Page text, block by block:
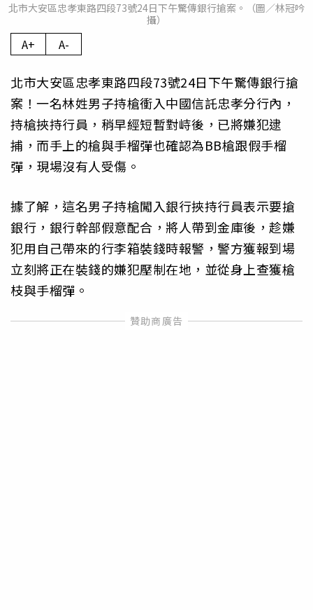
北市大安區忠孝東路四段73號24日下午驚傳銀行搶案。（圖／林冠吟
攝）
A+ A-
北市大安區忠孝東路四段73號24日下午驚傳銀行搶
案！一名林姓男子持槍衝入中國信託忠孝分行內，
持槍挾持行員，稍早經短暫對峙後，已將嫌犯逮
捕，而手上的槍與手榴彈也確認為BB槍跟假手榴
彈，現場沒有人受傷。
據了解，這名男子持槍闖入銀行挾持行員表示要搶
銀行，銀行幹部假意配合，將人帶到金庫後，趁嫌
犯用自己帶來的行李箱裝錢時報警，警方獲報到場
立刻將正在裝錢的嫌犯壓制在地，並從身上查獲槍
枝與手榴彈。